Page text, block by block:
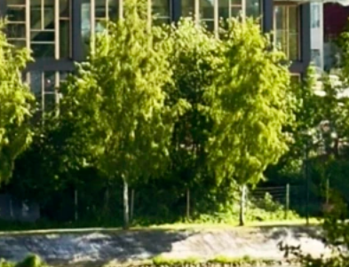
invändig panel?
för dig! Kontakta Lars Wiklund på telefon 0910-72
vi dig.